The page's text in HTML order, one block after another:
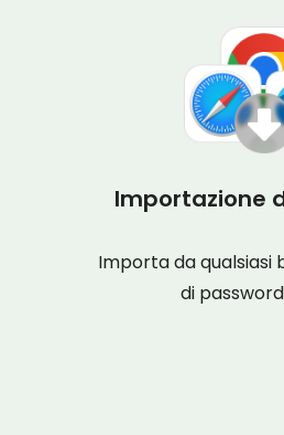
Importazione
Importa da qualsiasi
di password